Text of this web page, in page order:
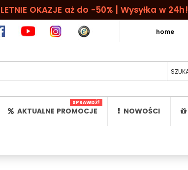
LETNIE OKAZJE aż do -50% | Wysyłka w 24h!
home
AKTUALNE PROMOCJE
SPRAWDŹ!
NOWOŚCI